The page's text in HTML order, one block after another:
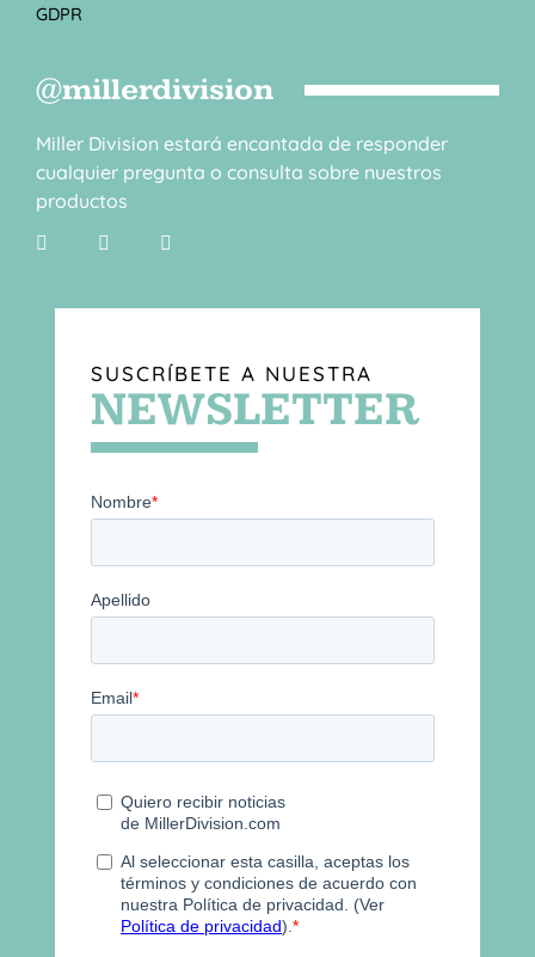
GDPR
@millerdivision
Miller Division estará encantada de responder
cualquier pregunta o consulta sobre nuestros
productos
SUSCRÍBETE A NUESTRA
NEWSLETTER